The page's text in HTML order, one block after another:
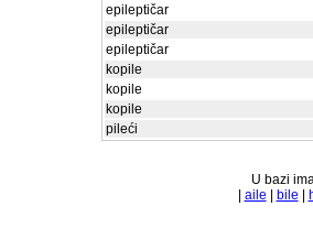
epileptičar
epileptičar
epileptičar
kopile
kopile
kopile
pileći
U bazi
aile bile